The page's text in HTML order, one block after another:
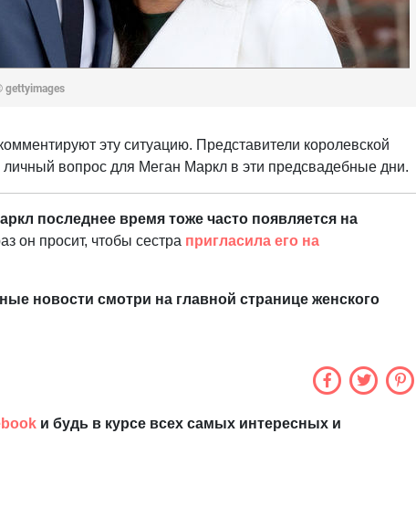
gettyimages
эту ситуацию. Представители королевской
личный вопрос для Меган Маркл в эти предсвадебные дни.
последнее время тоже часто появляется на
он просит, чтобы сестра пригласила его на
новости смотри на главной странице женского
и будь в курсе всех самых интересных и